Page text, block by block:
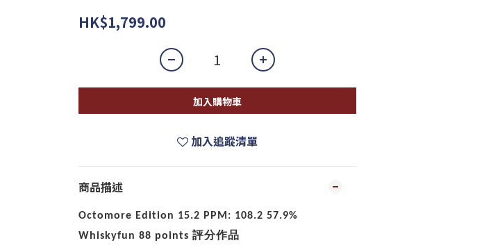
HK$1,799.00
加入購物車
加入追蹤清單
商品描述
Octomore Edition 15.2 PPM: 108.2 57.9%
Whiskyfun 88 points 評分作品